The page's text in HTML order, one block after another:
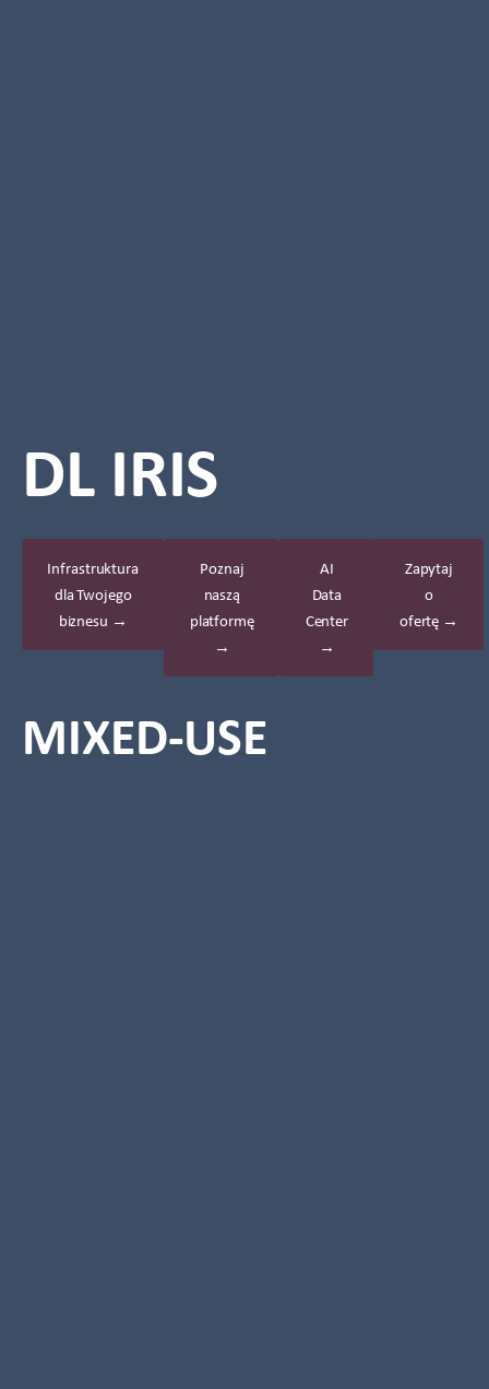
DL IRIS
Infrastruktura
dla Twojego
biznesu →
Poznaj
naszą
platformę
→
AI
Data
Center
→
Zapytaj
o
ofertę →
MIXED-USE